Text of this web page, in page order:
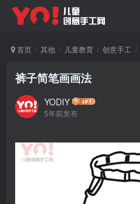
首页 其他 儿童教育 创意手工
裤子简笔画画法
YODIY
5年前发布